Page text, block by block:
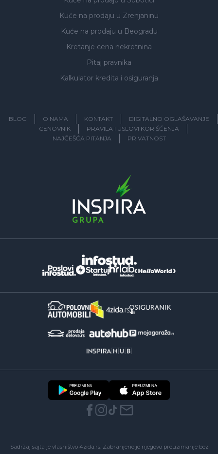
Kuće na prodaju u Zrenjaninu
Kuće na prodaju u Beogradu
Kretanje cena nekretnina
Pitaj pravnika
Kalkulator kredita i osiguranja
BLOG O NAMA KONTAKT
DIGITALNO OGLAŠAVANJE
CENOVNIK
PRAVILA I USLOVI KORIŠĆENJA
NAJČEŠĆA PITANJA
PRIVATNOST
Sadržaj sajta je vlasništvo 4zida.rs. Zabranjeno je njegovo preuzimanje bez